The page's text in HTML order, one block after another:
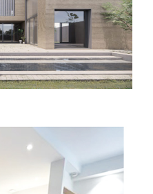
patio – HDLI